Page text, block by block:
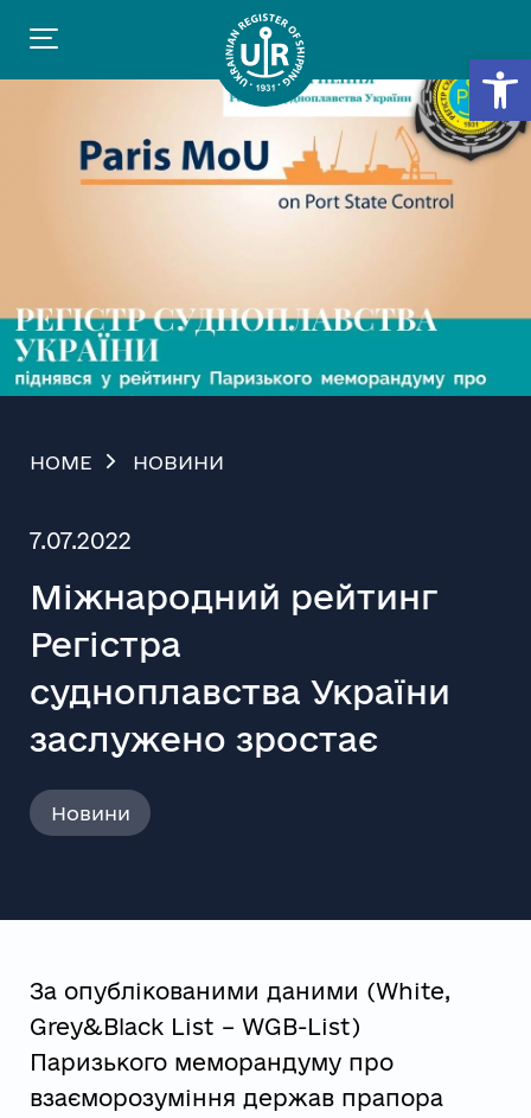
HOME НОВИНИ
7.07.2022
Міжнародний рейтинг
Регістра
судноплавства України
заслужено зростає
Новини
За опублікованими даними (White,
Grey&Black List – WGB-List)
Паризького меморандуму про
взаєморозуміння держав прапора